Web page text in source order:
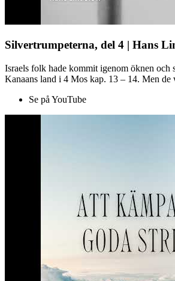
Silvertrumpeterna, del 4 | Hans
Israels folk hade kommit igenom öknen och
Kanaans land i 4 Mos kap. 13 – 14. Men de
Se på YouTube